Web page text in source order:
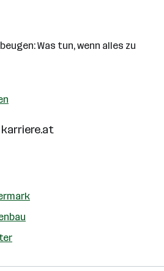
Was tun, wenn alles zu
karriere.at